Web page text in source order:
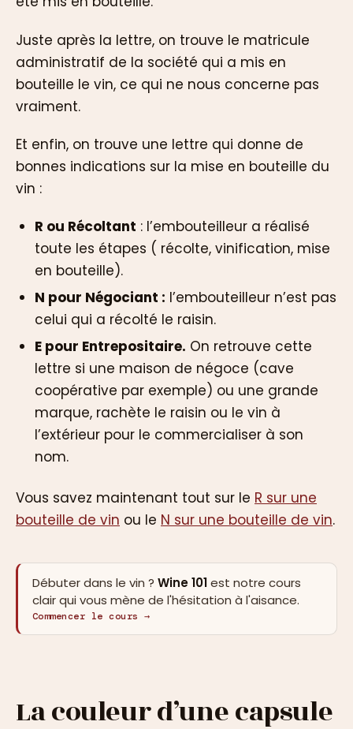
Juste après la lettre, on trouve le matricule
administratif de la société qui a mis en
bouteille le vin, ce qui ne nous concerne pas
vraiment.
Et enfin, on trouve une lettre qui donne de
bonnes indications sur la mise en bouteille du
vin :
R ou Récoltant : l’embouteilleur a réalisé
toute les étapes ( récolte, vinification, mise
en bouteille).
N pour Négociant : l’embouteilleur n’est pas
celui qui a récolté le raisin.
E pour Entrepositaire. On retrouve cette
lettre si une maison de négoce (cave
coopérative par exemple) ou une grande
marque, rachète le raisin ou le vin à
l’extérieur pour le commercialiser à son
nom.
Vous savez maintenant tout sur le R sur une
bouteille de vin ou le N sur une bouteille de vin.
Débuter dans le vin ? Wine 101est notre cours
clair qui vous mène de l'hésitation à l'aisance.
Commencer le cours →
La couleur d’une capsule